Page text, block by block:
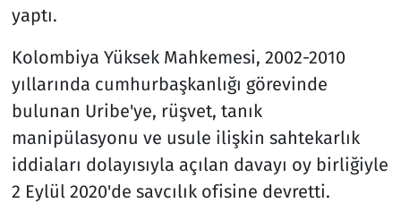
yaptı.
Kolombiya Yüksek Mahkemesi, 2002-2010
yıllarında cumhurbaşkanlığı görevinde
bulunan Uribe'ye, rüşvet, tanık
manipülasyonu ve usule ilişkin sahtekarlık
iddiaları dolayısıyla açılan davayı oy birliğiyle
2 Eylül 2020'de savcılık ofisine devretti.